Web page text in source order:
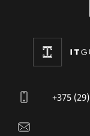
+375 (29)